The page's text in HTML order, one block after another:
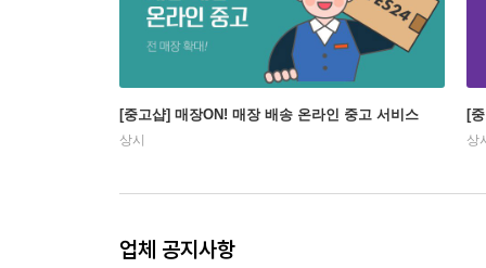
[중고샵] 매장ON! 매장 배송 온라인 중고 서비스
상시
[
상
업체 공지사항